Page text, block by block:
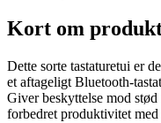
Kort om
Dette sorte tastaturetui er
et aftageligt Bluetooth-
Giver beskyttelse mod
forbedret produktivitet med